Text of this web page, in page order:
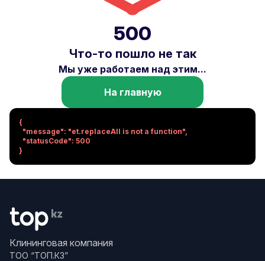
500
Что-то пошло не так
Мы уже работаем над этим...
На главную
{
}
Клининговая компания
ТОО “ТОП.КЗ”